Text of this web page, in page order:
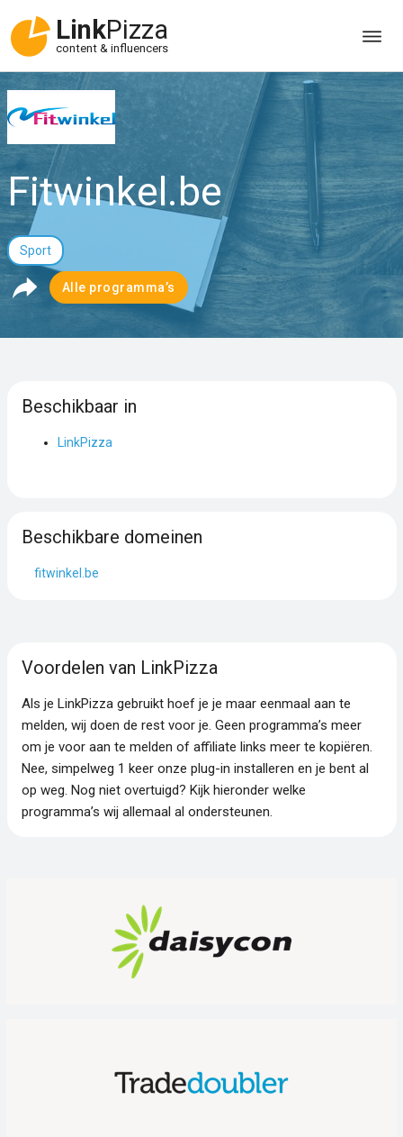
LinkPizza
content & influencers
Fitwinkel.be
Sport
Alle programma’s
Beschikbaar in
LinkPizza
Beschikbare domeinen
fitwinkel.be
Voordelen van LinkPizza
Als je LinkPizza gebruikt hoef je je maar eenmaal aan te
melden, wij doen de rest voor je. Geen programma’s meer
om je voor aan te melden of affiliate links meer te kopiëren.
Nee, simpelweg 1 keer onze plug-in installeren en je bent al
op weg. Nog niet overtuigd? Kijk hieronder welke
programma’s wij allemaal al ondersteunen.